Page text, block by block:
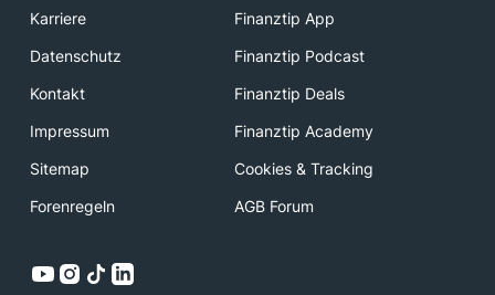
Karriere
Finanztip App
Datenschutz
Finanztip Podcast
Kontakt
Finanztip Deals
Impressum
Finanztip Academy
Sitemap
Cookies & Tracking
Forenregeln
AGB Forum